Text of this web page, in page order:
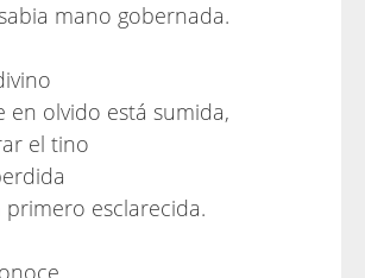
mano gobernada.
en olvido está sumida,
el tino
esclarecida.